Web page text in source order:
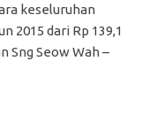
keseluruhan
2015 dari Rp 139,1
Sng Seow Wah –